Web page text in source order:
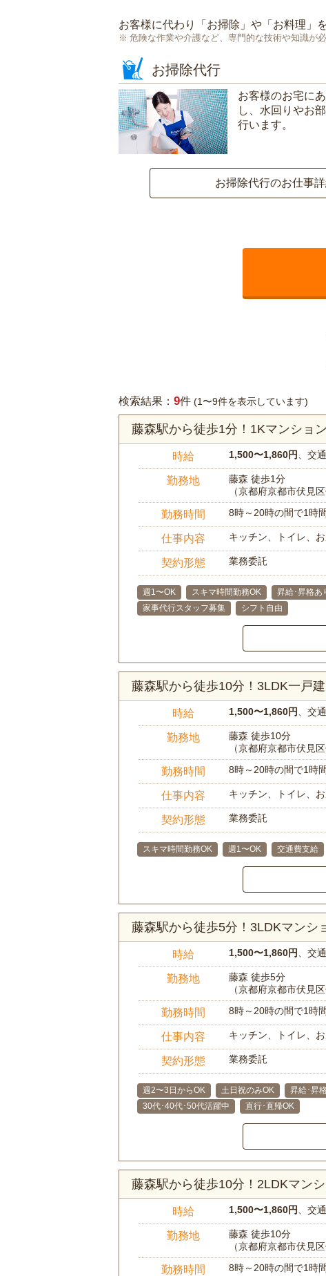
お客様に代わり「 お掃除 」や「 お料理 」
危険な作業や介護など、専門的な技術や知識が
お掃除代行
お客様のお宅に
し、水回りやお
行います。
お掃除代行のお仕事
検索結果： 9件 (1〜9件を表示しています)
藤森駅から徒歩1分！1Kマンショ
時給 1,500〜1,860円 、交
勤務地
藤森 徒歩1分
（京都府京都市伏見区
勤務時間 8時～20時の間で1時
仕事内容 キッチン、トイレ、
契約形態 業務委託
週1〜OK スキマ時間勤務OK 昇給･昇格あ
家事代行スタッフ募集
シフト自由
藤森駅から徒歩10分！3LDK一戸
時給 1,500〜1,860円 、交
勤務地
藤森 徒歩10分
（京都府京都市伏見区
勤務時間 8時～20時の間で1時
仕事内容 キッチン、トイレ、
契約形態 業務委託
スキマ時間勤務OK 週1〜OK 交通費支給
藤森駅から徒歩5分！3LDKマンシ
時給 1,500〜1,860円 、交
勤務地
藤森 徒歩5分
（京都府京都市伏見区
勤務時間 8時～20時の間で1時
仕事内容 キッチン、トイレ、
契約形態 業務委託
週2〜3日からOK 土日祝のみOK 昇給･昇
30代･40代･50代活躍中
直行･直帰OK
藤森駅から徒歩10分！2LDKマン
時給 1,500〜1,860円 、交
勤務地
藤森 徒歩10分
（京都府京都市伏見区
勤務時間 8時～20時の間で1時